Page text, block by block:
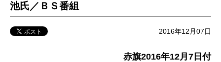
池氏／ＢＳ番組
2016年12月07日
赤旗2016年12月7日付